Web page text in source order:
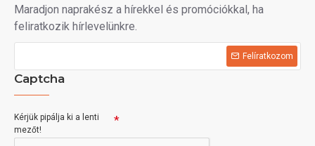
Maradjon naprakész a hírekkel és promóciókkal, ha
feliratkozik hírlevelünkre.
Felíratkozom
Captcha
Kérjük pipálja ki a lenti
mezőt!